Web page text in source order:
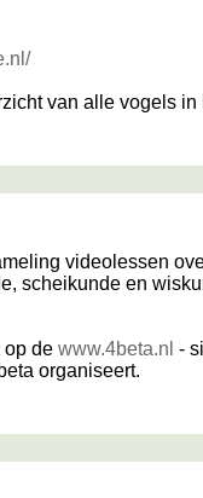
van alle vogels in
videolessen
scheikunde en
op de www.4beta.nl -
organiseert.